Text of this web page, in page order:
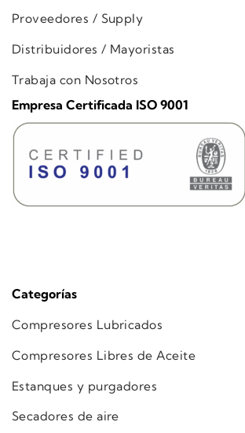
Categorías
Compresores Lubricados
Compresores Libres de Aceite
Estanques y purgadores
Secadores de aire
Proveedores / Supply
Distribuidores / Mayoristas
Trabaja con Nosotros
Empresa Certificada ISO 9001